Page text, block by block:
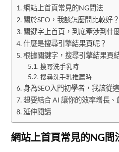
網站上首頁常見的NG問法
關於SEO，我該怎麼問比較好？
關鍵字上首頁，到底牽涉到什
什麼是搜尋引擎結果頁呢？
根據關鍵字，搜尋引擎結果頁
搜尋洗手乳時
搜尋洗手乳推薦時
身為SEO入門初學者，我該從
想要結合 AI 讓你的效率增長、
延伸閱讀
網站上首頁常見的NG問